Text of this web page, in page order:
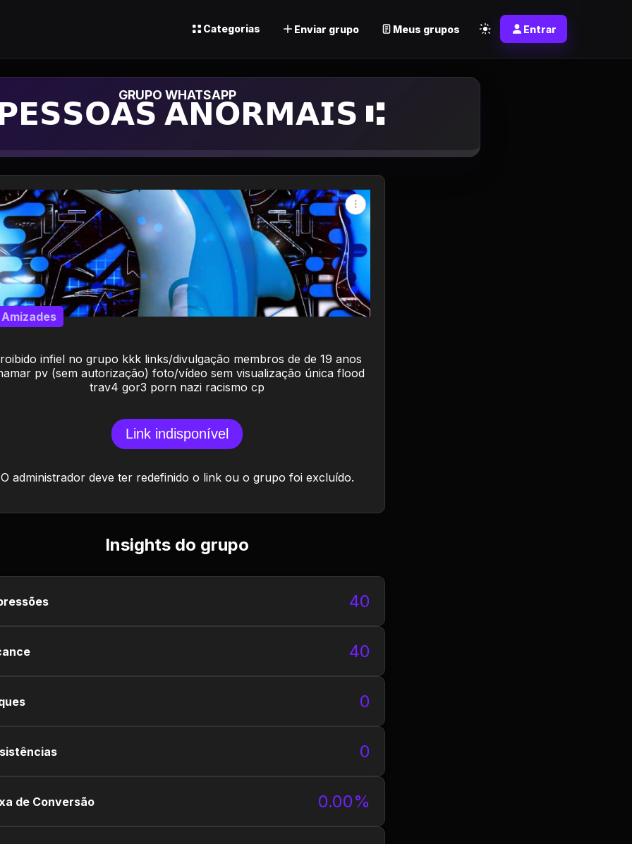
Categorias Enviar grupo Meus grupos Entrar
de Whatsapp𝗔𝗡𝗢𝗥𝗠𝗔𝗜𝗦 ⑆
infiel no grupo kkk links/divulgação membros de de 19 anos
pv (sem autorização) foto/vídeo sem visualização única flood
trav4 gor3 porn nazi racismo cp
Amizades
Link indisponível
O administrador deve ter redefinido o link ou o grupo foi excluído.
Insights do grupo
40
40
0
0
de Conversão 0.00%